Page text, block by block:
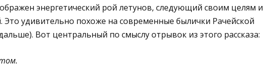
энергетический рой летунов, следующий своим целям и
удивительно похоже на современные былички Рачейской
Вот центральный по смыслу отрывок из этого рассказа: